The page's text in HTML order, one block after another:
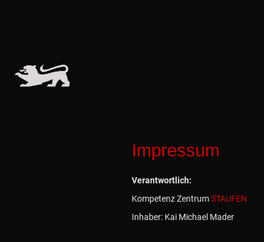
Impressum
Verantwortlich:
Kompetenz ZentrumSTAUFEN
Inhaber: Kai Michael Mader